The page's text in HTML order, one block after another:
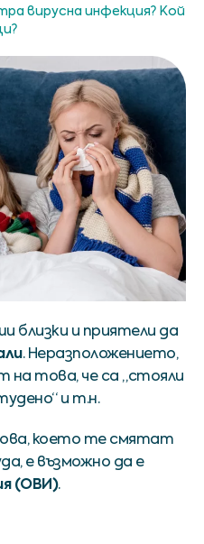
вирусна инфекция? Кой
близки и приятели да
. Неразположението,
това, че са „стояли
и т.н.
което те смятат
е възможно да е
(ОВИ).